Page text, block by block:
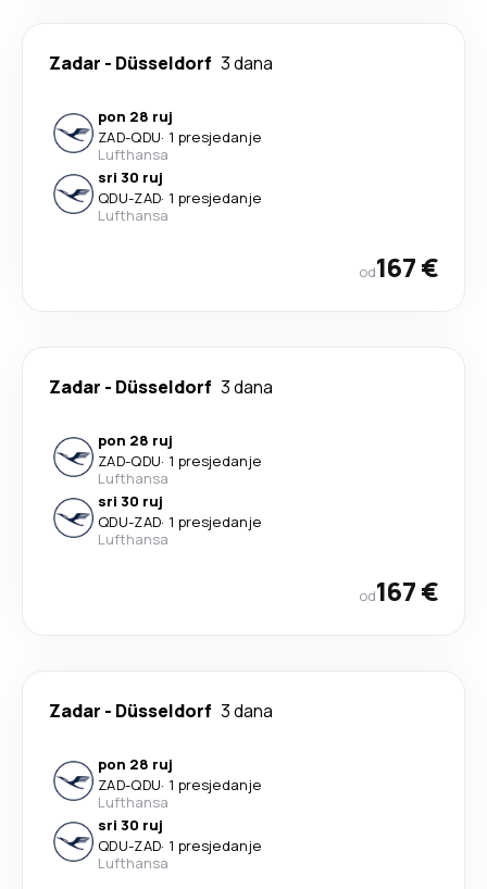
Zadar - Düsseldorf 3 dana
pon 28 ruj
ZAD-QDU· 1 presjedanje
Lufthansa
sri 30 ruj
QDU-ZAD· 1 presjedanje
Lufthansa
od167 €
Zadar - Düsseldorf 3 dana
pon 28 ruj
ZAD-QDU· 1 presjedanje
Lufthansa
sri 30 ruj
QDU-ZAD· 1 presjedanje
Lufthansa
od167 €
Zadar - Düsseldorf 3 dana
pon 28 ruj
ZAD-QDU· 1 presjedanje
Lufthansa
sri 30 ruj
QDU-ZAD· 1 presjedanje
Lufthansa